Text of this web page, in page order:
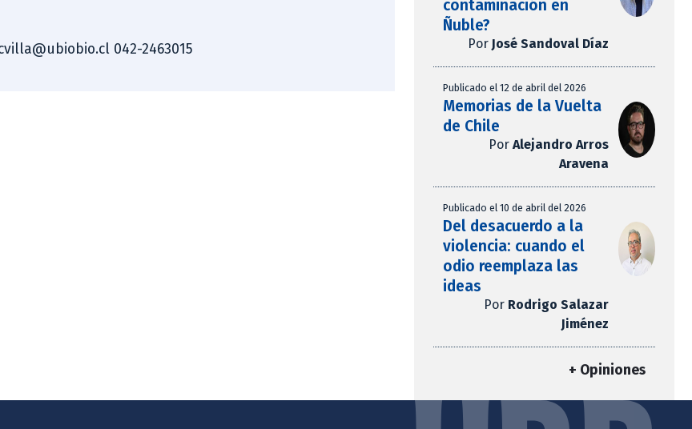
042-2463015
contaminación en
Ñuble?
Por José Sandoval Díaz
Publicado el 12 de abril del 2026
Memorias de la Vuelta
de Chile
Por Alejandro Arros
Aravena
Publicado el 10 de abril del 2026
Del desacuerdo a la
violencia: cuando el
odio reemplaza las
ideas
Por Rodrigo Salazar
Jiménez
+ Opiniones